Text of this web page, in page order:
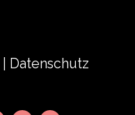
Datenschutz